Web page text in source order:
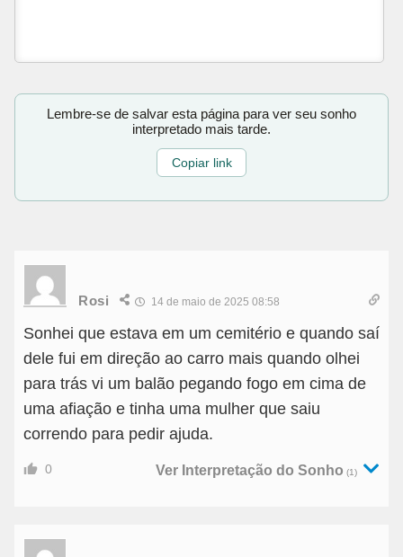
Lembre-se de salvar esta página para ver seu sonho
interpretado mais tarde.
Copiar link
Rosi 14 de maio de 2025 08:58
Sonhei que estava em um cemitério e quando saí
dele fui em direção ao carro mais quando olhei
para trás vi um balão pegando fogo em cima de
uma afiação e tinha uma mulher que saiu
correndo para pedir ajuda.
0 Ver Interpretação do Sonho (1)